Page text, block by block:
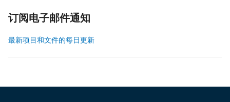
订阅电子邮件通知
最新项目和文件的每日更新